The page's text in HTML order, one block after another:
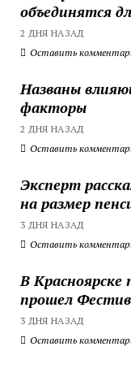
объединятся
2 ДНЯ НАЗАД
Оставить
Названы
факторы
2 ДНЯ НАЗАД
Оставить
Эксперт
на размер
3 ДНЯ НАЗАД
Оставить
В
прошел
3 ДНЯ НАЗАД
Оставить